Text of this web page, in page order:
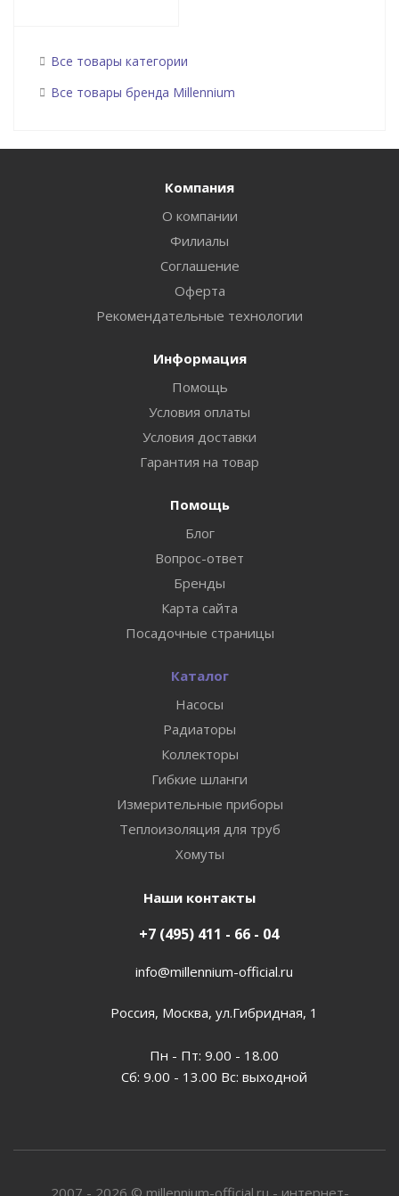
Все товары категории
Все товары бренда Millennium
Компания
О компании
Филиалы
Соглашение
Оферта
Рекомендательные технологии
Информация
Помощь
Условия оплаты
Условия доставки
Гарантия на товар
Помощь
Блог
Вопрос-ответ
Бренды
Карта сайта
Посадочные страницы
Каталог
Насосы
Радиаторы
Коллекторы
Гибкие шланги
Измерительные приборы
Теплоизоляция для труб
Хомуты
Наши контакты
+7 (495) 411 - 66 - 04
info@millennium-official.ru
Россия, Москва, ул.Гибридная, 1
Пн - Пт: 9.00 - 18.00
Сб: 9.00 - 13.00 Вс: выходной
2007 - 2026 © millennium-official.ru - интернет-